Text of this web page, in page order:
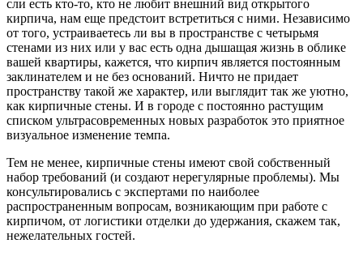
сли есть кто-то, кто не любит внешний вид открытого
кирпича, нам еще предстоит встретиться с ними. Независимо
от того, устраиваетесь ли вы в пространстве с четырьмя
стенами из них или у вас есть одна дышащая жизнь в облике
вашей квартиры, кажется, что кирпич является постоянным
заклинателем и не без оснований. Ничто не придает
пространству такой же характер, или выглядит так же уютно,
как кирпичные стены. И в городе с постоянно растущим
списком ультрасовременных новых разработок это приятное
визуальное изменение темпа.
Тем не менее, кирпичные стены имеют свой собственный
набор требований (и создают нерегулярные проблемы). Мы
консультировались с экспертами по наиболее
распространенным вопросам, возникающим при работе с
кирпичом, от логистики отделки до удержания, скажем так,
нежелательных гостей.